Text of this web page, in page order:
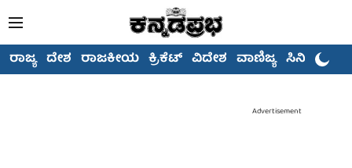
ರಾಜ್ಯ ದೇಶ ರಾಜಕೀಯ ಕ್ರಿಕೆಟ್ ವಿದೇಶ ವಾಣಿಜ್ಯ ಸಿನಿಮಾ
Advertisement